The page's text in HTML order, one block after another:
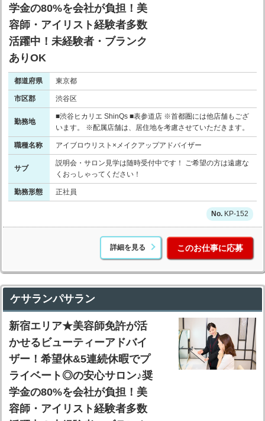
学金の80%を会社が負担！美
容師・アイリスト経験者多数
活躍中！未経験者・ブランク
ありOK
都道府県 東京都
市区郡 渋谷区
勤務地
■渋谷ヒカリエ ShinQs ■表参道店 ※首都圏には他店舗もござ
います。 ※配属店舗は、居住地を考慮させていただきます。
職種名称 アイブロウリスト×メイクアップアドバイザー
サブ
説明会・サロン見学は随時受付中です！ ご希望の方は遠慮な
くおっしゃってください！
勤務形態 正社員
KP-152
詳細を見る このお仕事に応募
ケサランパサラン
新宿エリア★美容師免許が活
かせるビューティーアドバイ
ザー！希望休&5連続休暇でプ
ライベート◎の安心サロン♪奨
学金の80%を会社が負担！美
容師・アイリスト経験者多数